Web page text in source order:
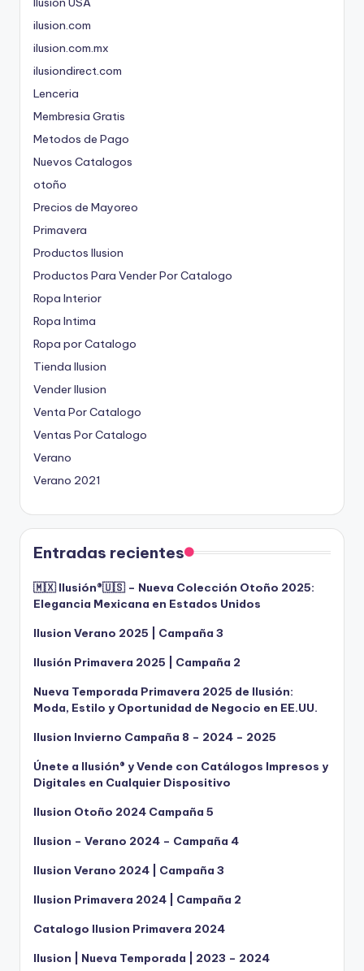
ilusion.com
ilusion.com.mx
ilusiondirect.com
Lenceria
Membresia Gratis
Metodos de Pago
Nuevos Catalogos
otoño
Precios de Mayoreo
Primavera
Productos Ilusion
Productos Para Vender Por Catalogo
Ropa Interior
Ropa Intima
Ropa por Catalogo
Tienda Ilusion
Vender Ilusion
Venta Por Catalogo
Ventas Por Catalogo
Verano
Verano 2021
Entradas recientes
🇲🇽 Ilusión®️🇺🇸 – Nueva Colección Otoño 2025:
Elegancia Mexicana en Estados Unidos
Ilusion Verano 2025 | Campaña 3
Ilusión Primavera 2025 | Campaña 2
Nueva Temporada Primavera 2025 de Ilusión:
Moda, Estilo y Oportunidad de Negocio en EE.UU.
Ilusion Invierno Campaña 8 – 2024 – 2025
Únete a Ilusión® y Vende con Catálogos Impresos y
Digitales en Cualquier Dispositivo
Ilusion Otoño 2024 Campaña 5
Ilusion – Verano 2024 – Campaña 4
Ilusion Verano 2024 | Campaña 3
Ilusion Primavera 2024 | Campaña 2
Catalogo Ilusion Primavera 2024
Ilusion | Nueva Temporada | 2023 – 2024